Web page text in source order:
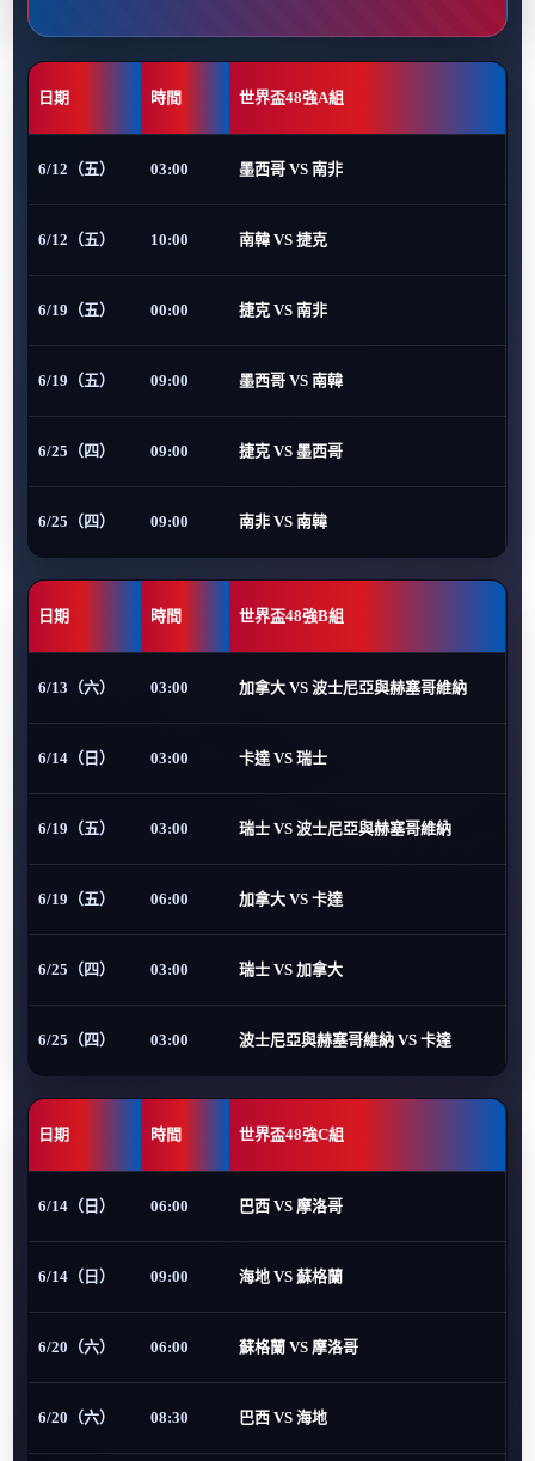
日期 時間 世界盃48強A組
6/12（五） 03:00 墨西哥 VS 南非
6/12（五） 10:00 南韓 VS 捷克
6/19（五） 00:00 捷克 VS 南非
6/19（五） 09:00 墨西哥 VS 南韓
6/25（四） 09:00 捷克 VS 墨西哥
6/25（四） 09:00 南非 VS 南韓
日期 時間 世界盃48強B組
6/13（六） 03:00 加拿大 VS 波士尼亞與赫塞哥維納
6/14（日） 03:00 卡達 VS 瑞士
6/19（五） 03:00 瑞士 VS 波士尼亞與赫塞哥維納
6/19（五） 06:00 加拿大 VS 卡達
6/25（四） 03:00 瑞士 VS 加拿大
6/25（四） 03:00 波士尼亞與赫塞哥維納 VS 卡達
日期 時間 世界盃48強C組
6/14（日） 06:00 巴西 VS 摩洛哥
6/14（日） 09:00 海地 VS 蘇格蘭
6/20（六） 06:00 蘇格蘭 VS 摩洛哥
6/20（六） 08:30 巴西 VS 海地